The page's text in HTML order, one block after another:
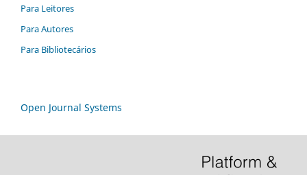
Para Leitores
Para Autores
Para Bibliotecários
Open Journal Systems